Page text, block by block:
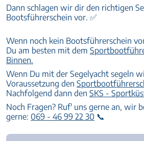
Dann schlagen wir dir den richtigen
Bootsführerschein vor. ✅
Wenn noch kein Bootsführerschein
Du am besten mit dem
Binnen.
Wenn Du mit der Segelyacht segeln
Voraussetzung den
Nachfolgend dann den SKS -
Noch Fragen? Ruf' uns gerne an, wir
gerne: 069 - 46 99 22 30 📞